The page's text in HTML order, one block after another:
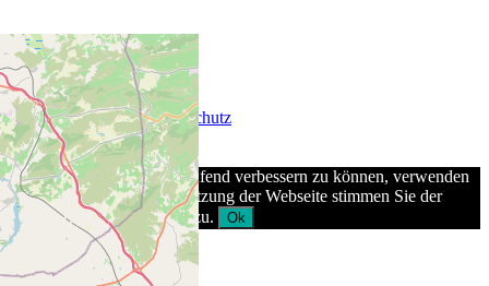
© 2026 Keel-Weine AG
AGB|Impressum|Datenschutz
Um unsere Webseite fortlaufend verbessern zu können, verwenden
wir Cookies. Durch die Nutzung der Webseite stimmen Sie der
Verwendung von Cookies zu.
Ok